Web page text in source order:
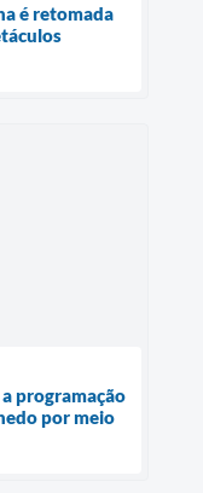
é retomada
programação
por meio